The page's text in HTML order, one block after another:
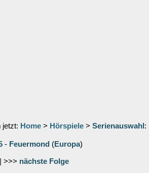
jetzt: Home > Hörspiele > Serienauswahl :
- Feuermond (Europa)
>>> nächste Folge